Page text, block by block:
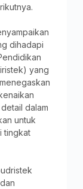
dihadapi
yang
dalam
untuk
tingkat